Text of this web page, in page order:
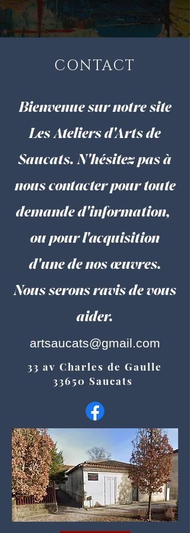
CONTACT
Bienvenue sur notre site
Les Ateliers d'Arts de
Saucats. N'hésitez pas à
nous contacter pour toute
demande d'information,
ou pour l'acquisition
d'une de nos œuvres.
Nous serons ravis de vous
aider.
artsaucats@gmail.com
33 av Charles de Gaulle
33650 Saucats